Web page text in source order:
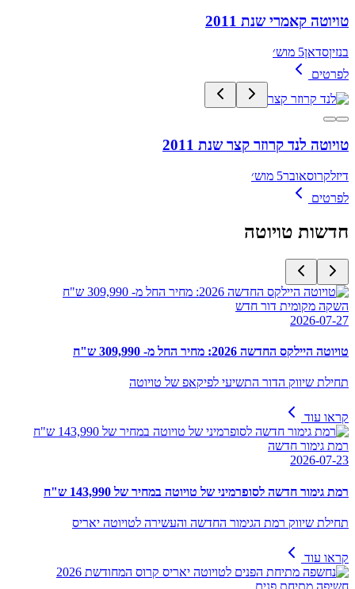
טויוטה קאמרי שנת 2011
בנזיןסדאן5 מוש׳
לפרטים
טויוטה לנד קרוזר קצר שנת 2011
דיזלקרוסאובר5 מוש׳
לפרטים
חדשות טויוטה
השקה מקומית דור חדש
2026-07-27
טויוטה היילקס החדשה 2026: מחיר החל מ- 309,990 ש"ח
תחילת שיווק הדור התשיעי לפיקאפ של טויוטה
קראו עוד
רמת גימור חדשה
2026-07-23
רמת גימור חדשה לסופרמיני של טויוטה במחיר של 143,990 ש"ח
תחילת שיווק רמת הגימור החדשה והעשירה לטויוטה יאריס
קראו עוד
חשיפה מתיחת פנים